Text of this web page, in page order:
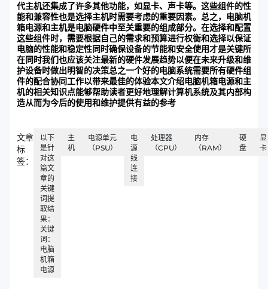
代主机还集成了许多其他功能，如显卡、声卡等。这些组件的性
能和兼容性也是选择主机时需要考虑的重要因素。总之，电脑机
箱电源和主机是电脑硬件中至关重要的组成部分。在选择和配置
这些组件时，需要根据自己的需求和预算进行权衡和选择以保证
电脑的性能和稳定性同时确保设备的节能和安全使用才是关键所
在同时我们也应该关注最新的硬件发展趋势以便在未来升级和维
护设备时做出明智的决策总之一个好的电脑系统需要所有硬件组
件的配合协同工作以带来最佳的体验本文介绍电脑机箱电源和主
机的相关知识点能够帮助读者更好地理解计算机系统及其内部构
造从而为今后的使用和维护提供有益的参考
文章
标
签：
以下
是针
对这
篇文
章的
关键
词提
取结
果：
关键
词：
电脑
机箱
电源
主
机
电源单元
（PSU）
电
源
线
连
接
处理器
（CPU）
内存
（RAM）
硬
盘
显
卡